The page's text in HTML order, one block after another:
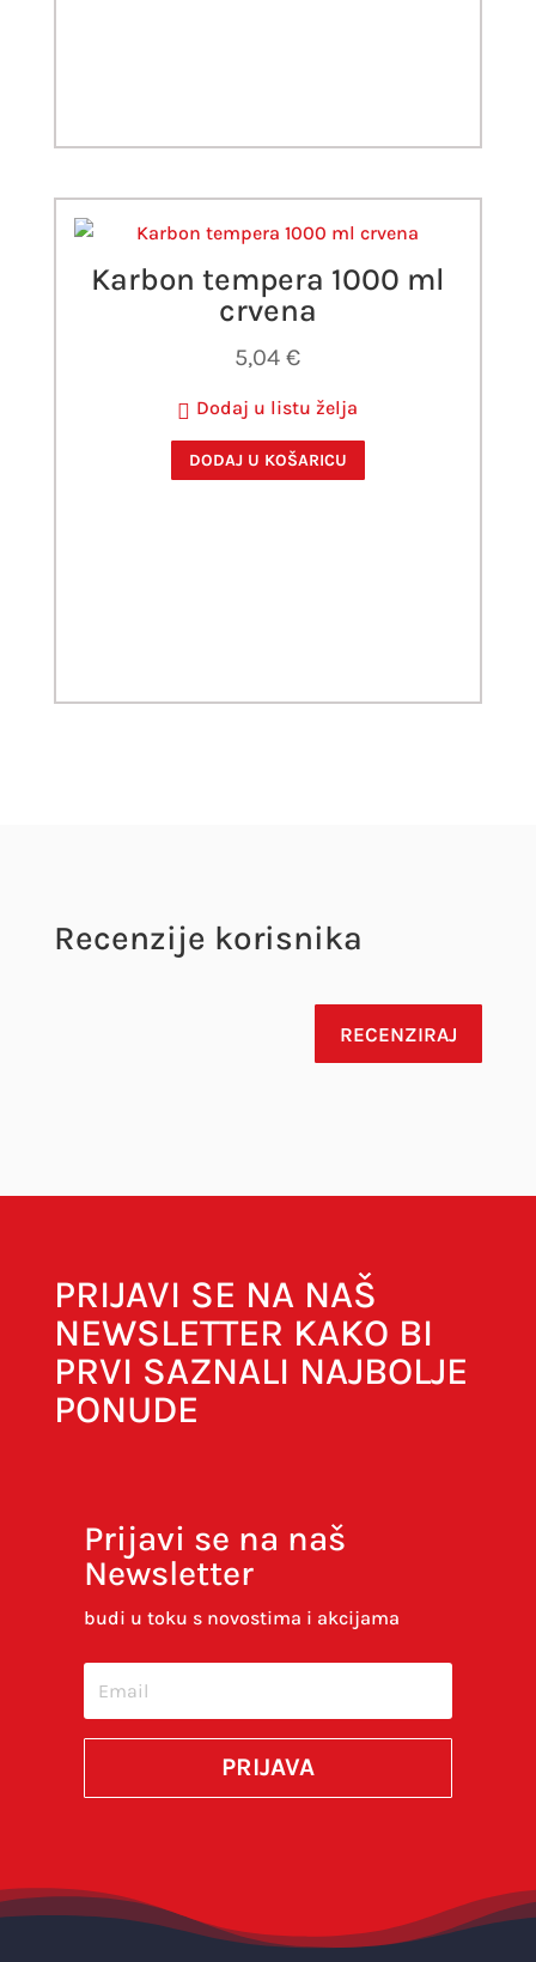
Karbon tempera 1000 ml
crvena
5,04€
Dodaj u listu želja
DODAJ U KOŠARICU
Recenzije korisnika
RECENZIRAJ
Naziv*
E-pošta *
Spremi moje ime, e-poštu i web-stranicu u
ovom internet pregledniku za sljedeći put kada
budem komentirao.
PRIJAVI SE NA NAŠ
NEWSLETTER KAKO BI
PRVI SAZNALI NAJBOLJE
PONUDE
Prijavi se na naš
Newsletter
budi u toku s novostima i akcijama
PRIJAVA